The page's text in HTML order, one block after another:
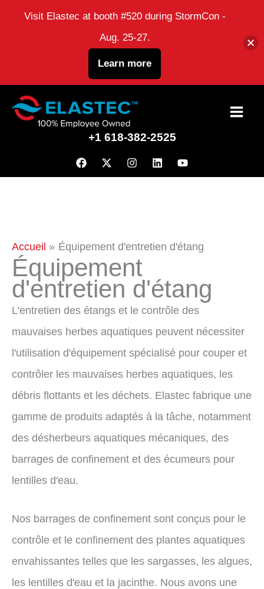
Passer
+1 618-382-2525
Accueil Équipement d'entretien d'étang
Équipement
d'entretien d'étang
L'entretien des étangs et le contrôle des
mauvaises herbes aquatiques peuvent nécessiter
l'utilisation d'équipement spécialisé pour couper et
contrôler les mauvaises herbes aquatiques, les
débris flottants et les déchets. Elastec fabrique une
gamme de produits adaptés à la tâche, notamment
des désherbeurs aquatiques mécaniques, des
barrages de confinement et des écumeurs pour
lentilles d'eau.
Nos barrages de confinement sont conçus pour le
contrôle et le confinement des plantes aquatiques
envahissantes telles que les sargasses, les algues,
les lentilles d'eau et la jacinthe. Nous avons une
Visit Elastec at booth #520 during StormCon -
Aug. 25-27.
Learn more